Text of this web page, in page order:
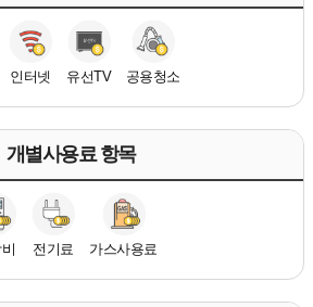
인터넷 유선TV 공용청소
개별사용료 항목
전기료 가스사용료